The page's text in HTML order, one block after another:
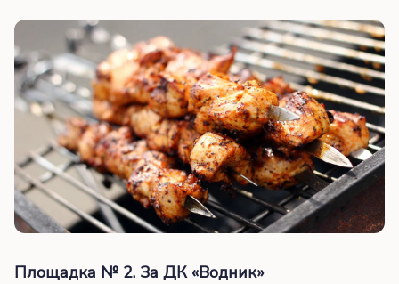
Площадка № 2. За ДК «Водник»